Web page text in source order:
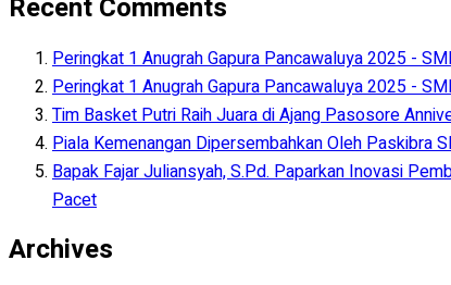
Recent Comments
Peringkat 1 Anugrah Gapura Pancawaluya 2025 -
Peringkat 1 Anugrah Gapura Pancawaluya 2025 -
Tim Basket Putri Raih Juara di Ajang Pasosore
Piala Kemenangan Dipersembahkan Oleh Paskibra
Bapak Fajar Juliansyah, S.Pd. Paparkan Inovasi
Pacet
Archives